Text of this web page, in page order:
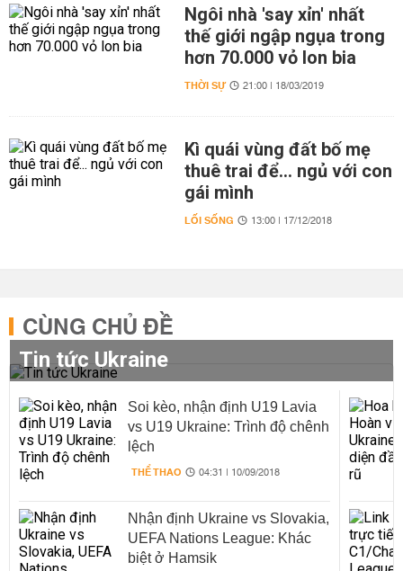
Ngôi nhà 'say xỉn' nhất
thế giới ngập ngụa trong
hơn 70.000 vỏ lon bia
THỜI SỰ 21:00 | 18/03/2019
Kì quái vùng đất bố mẹ
thuê trai để... ngủ với con
gái mình
LỐI SỐNG 13:00 | 17/12/2018
CÙNG CHỦ ĐỀ
Tin tức Ukraine
Soi kèo, nhận định U19 Lavia
vs U19 Ukraine: Trình độ chênh
lệch
THỂ THAO 04:31 | 10/09/2018
Nhận định Ukraine vs Slovakia,
UEFA Nations League: Khác
biệt ở Hamsik